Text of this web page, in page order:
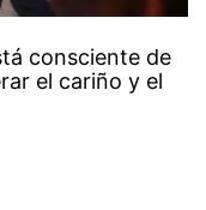
consciente de
el cariño y el